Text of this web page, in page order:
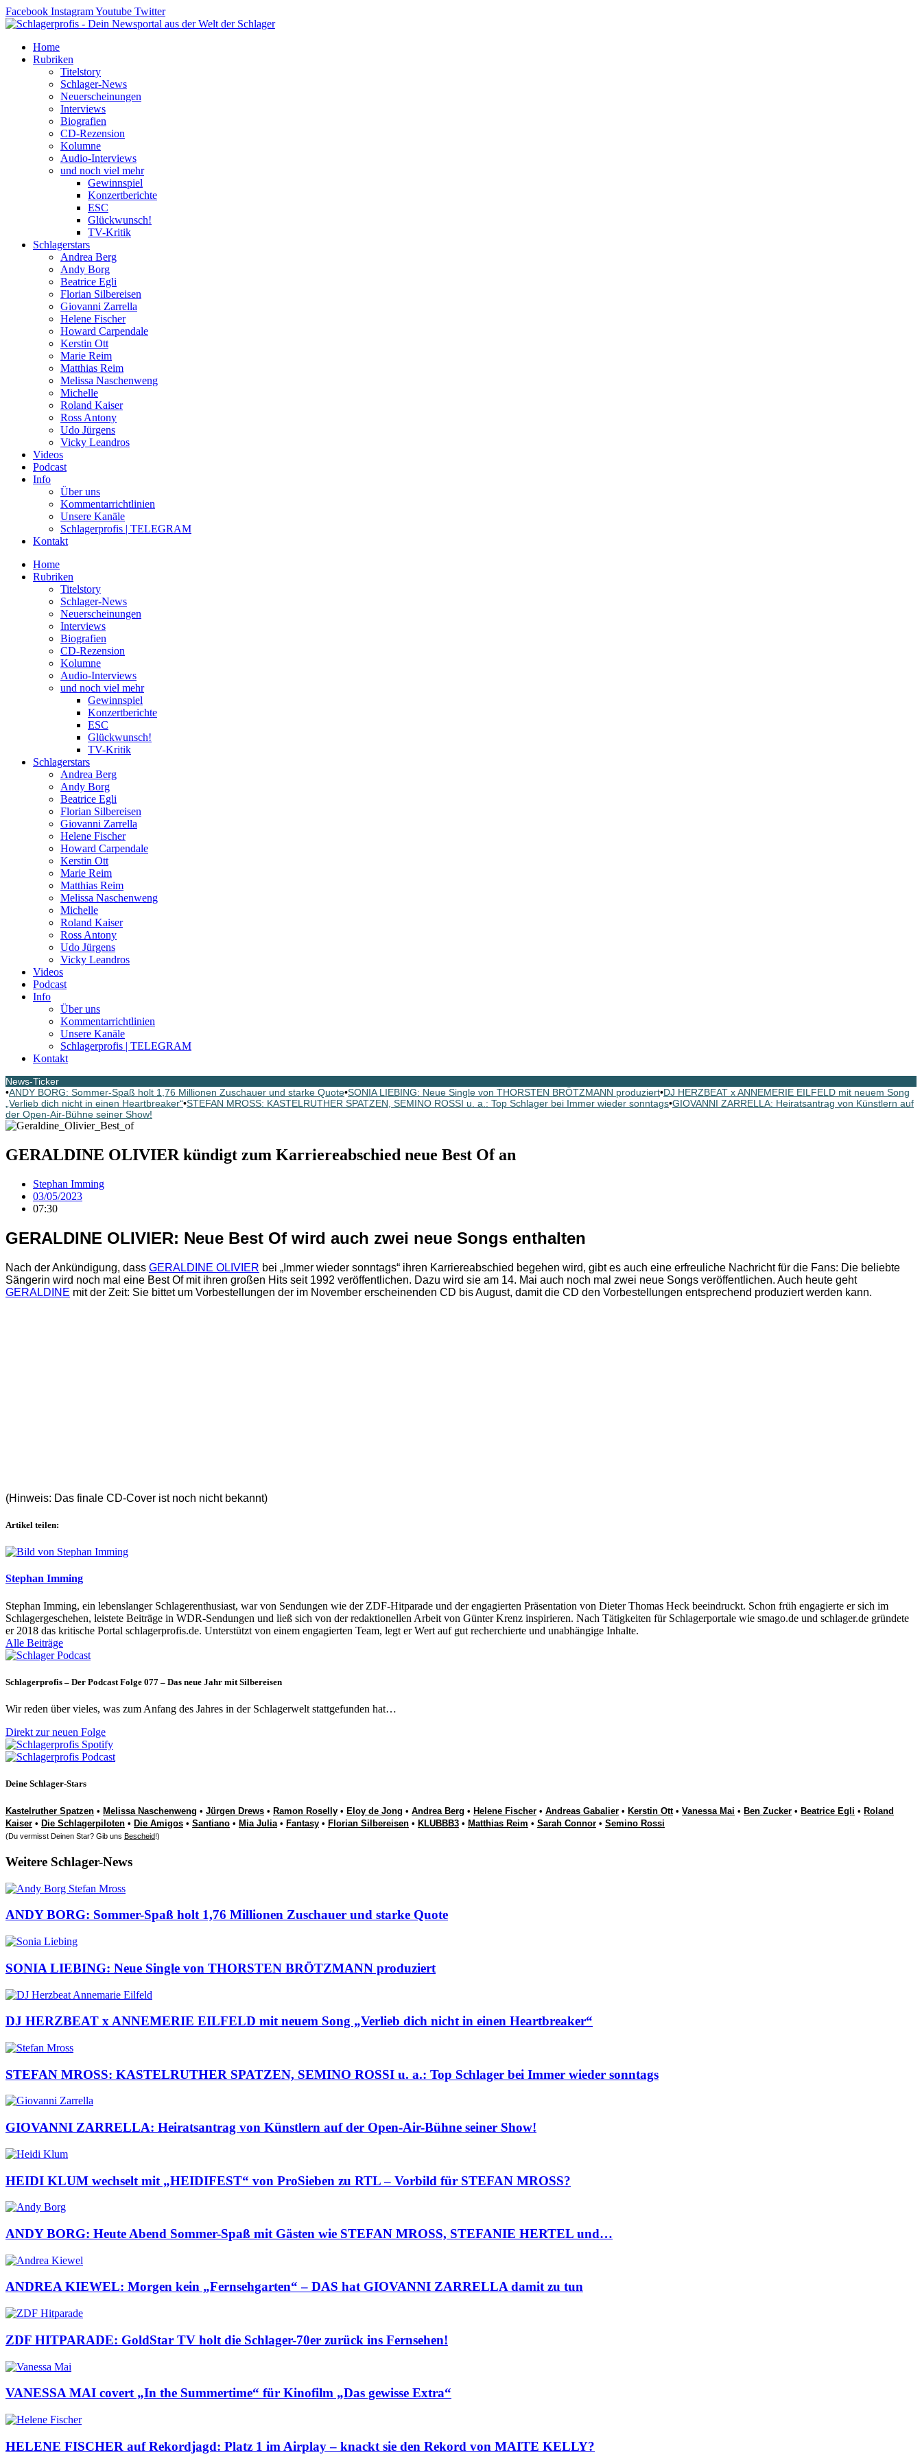
Zum
Inhalt
Facebook InstagramYoutube Twitter
Home
Rubriken
Titelstory
Schlager-News
Neuerscheinungen
Interviews
Biografien
CD-Rezension
Kolumne
Audio-Interviews
und noch viel mehr
Gewinnspiel
Konzertberichte
ESC
Glückwunsch!
TV-Kritik
Schlagerstars
Andrea Berg
Andy Borg
Beatrice Egli
Florian Silbereisen
Giovanni Zarrella
Helene Fischer
Howard Carpendale
Kerstin Ott
Marie Reim
Matthias Reim
Melissa Naschenweng
Michelle
Roland Kaiser
Ross Antony
Udo Jürgens
Vicky Leandros
Videos
Podcast
Info
Über uns
Kommentarrichtlinien
Unsere Kanäle
Schlagerprofis | TELEGRAM
Kontakt
Home
Rubriken
Titelstory
Schlager-News
Neuerscheinungen
Interviews
Biografien
CD-Rezension
Kolumne
Audio-Interviews
und noch viel mehr
Gewinnspiel
Konzertberichte
ESC
Glückwunsch!
TV-Kritik
Schlagerstars
Andrea Berg
Andy Borg
Beatrice Egli
Florian Silbereisen
Giovanni Zarrella
Helene Fischer
Howard Carpendale
Kerstin Ott
Marie Reim
Matthias Reim
Melissa Naschenweng
Michelle
Roland Kaiser
Ross Antony
Udo Jürgens
Vicky Leandros
Videos
Podcast
Info
Über uns
Kommentarrichtlinien
Unsere Kanäle
Schlagerprofis | TELEGRAM
Kontakt
News-Ticker
•ANDY BORG: Sommer-Spaß holt 1,76 Millionen Zuschauer und starke Quote•SONIA LIEBING: Neue Single von THORSTEN BRÖTZMANN produziert•DJ HERZBEAT x ANNEMERIE EILFELD mit neuem Song
„Verlieb dich nicht in einen Heartbreaker“•STEFAN MROSS: KASTELRUTHER SPATZEN, SEMINO ROSSI u. a.: Top Schlager bei Immer wieder sonntags•GIOVANNI ZARRELLA: Heiratsantrag von Künstlern auf
der Open-Air-Bühne seiner Show!
GERALDINE OLIVIER kündigt zum Karriereabschied neue Best Of an
Stephan Imming
03/05/2023
07:30
GERALDINE OLIVIER: Neue Best Of wird auch zwei neue Songs enthalten
Nach der Ankündigung, dass GERALDINE OLIVIER bei „Immer wieder sonntags“ ihren Karriereabschied begehen wird, gibt es auch eine erfreuliche Nachricht für die Fans: Die beliebte
Sängerin wird noch mal eine Best Of mit ihren großen Hits seit 1992 veröffentlichen. Dazu wird sie am 14. Mai auch noch mal zwei neue Songs veröffentlichen. Auch heute geht
GERALDINE mit der Zeit: Sie bittet um Vorbestellungen der im November erscheinenden CD bis August, damit die CD den Vorbestellungen entsprechend produziert werden kann.
(Hinweis: Das finale CD-Cover ist noch nicht bekannt)
Artikel teilen:
Stephan Imming
Stephan Imming, ein lebenslanger Schlagerenthusiast, war von Sendungen wie der ZDF-Hitparade und der engagierten Präsentation von Dieter Thomas Heck beeindruckt. Schon früh engagierte er sich im
Schlagergeschehen, leistete Beiträge in WDR-Sendungen und ließ sich von der redaktionellen Arbeit von Günter Krenz inspirieren. Nach Tätigkeiten für Schlagerportale wie smago.de und schlager.de gründete
er 2018 das kritische Portal schlagerprofis.de. Unterstützt von einem engagierten Team, legt er Wert auf gut recherchierte und unabhängige Inhalte.
Alle Beiträge
Schlagerprofis – Der Podcast Folge 077 – Das neue Jahr mit Silbereisen
Wir reden über vieles, was zum Anfang des Jahres in der Schlagerwelt stattgefunden hat…
Direkt zur neuen Folge
Deine Schlager-Stars
Kastelruther Spatzen • Melissa Naschenweng • Jürgen Drews • Ramon Roselly • Eloy de Jong • Andrea Berg • Helene Fischer • Andreas Gabalier • Kerstin Ott• Vanessa Mai • Ben Zucker • Beatrice Egli • Roland
Kaiser • Die Schlagerpiloten • Die Amigos • Santiano • Mia Julia• Fantasy • Florian Silbereisen • KLUBBB3 • Matthias Reim • Sarah Connor • Semino Rossi
(Du vermisst Deinen Star? Gib uns Bescheid!)
Weitere Schlager-News
ANDY BORG: Sommer-Spaß holt 1,76 Millionen Zuschauer und starke Quote
SONIA LIEBING: Neue Single von THORSTEN BRÖTZMANN produziert
DJ HERZBEAT x ANNEMERIE EILFELD mit neuem Song „Verlieb dich nicht in einen Heartbreaker“
STEFAN MROSS: KASTELRUTHER SPATZEN, SEMINO ROSSI u. a.: Top Schlager bei Immer wieder sonntags
GIOVANNI ZARRELLA: Heiratsantrag von Künstlern auf der Open-Air-Bühne seiner Show!
HEIDI KLUM wechselt mit „HEIDIFEST“ von ProSieben zu RTL – Vorbild für STEFAN MROSS?
ANDY BORG: Heute Abend Sommer-Spaß mit Gästen wie STEFAN MROSS, STEFANIE HERTEL und…
ANDREA KIEWEL: Morgen kein „Fernsehgarten“ – DAS hat GIOVANNI ZARRELLA damit zu tun
ZDF HITPARADE: GoldStar TV holt die Schlager-70er zurück ins Fernsehen!
VANESSA MAI covert „In the Summertime“ für Kinofilm „Das gewisse Extra“
HELENE FISCHER auf Rekordjagd: Platz 1 im Airplay – knackt sie den Rekord von MAITE KELLY?